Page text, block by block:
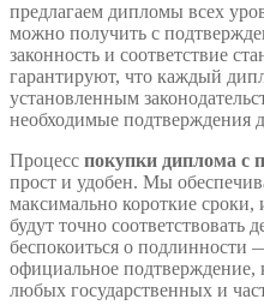
предлагаем дипломы всех
можно получить с
законность и соответствие
гарантируют, что каждый
установленным
необходимые подтверждения
Процесс покупки диплома с
прост и удобен. Мы
максимально короткие сроки,
будут точно
беспокоиться о
официальное подтверждение,
любых государственных и